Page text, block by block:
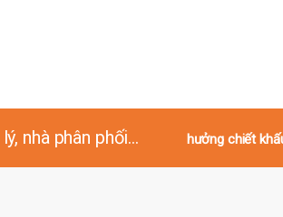
nhà phân phối... hưởng chiết